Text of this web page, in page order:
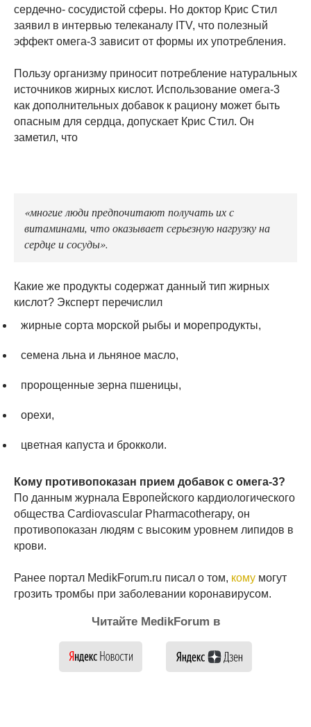
сердечно- сосудистой сферы. Но доктор Крис Стил
заявил в интервью телеканалу ITV, что полезный
эффект омега-3 зависит от формы их употребления.
Пользу организму приносит потребление натуральных
источников жирных кислот. Использование омега-3
как дополнительных добавок к рациону может быть
опасным для сердца, допускает Крис Стил. Он
заметил, что
«многие люди предпочитают получать их с
витаминами, что оказывает серьезную нагрузку на
сердце и сосуды».
Какие же продукты содержат данный тип жирных
кислот? Эксперт перечислил
жирные сорта морской рыбы и морепродукты,
семена льна и льняное масло,
пророщенные зерна пшеницы,
орехи,
цветная капуста и брокколи.
Кому противопоказан прием добавок с омега-3?
По данным журнала Европейского кардиологического
общества Cardiovascular Pharmacotherapy, он
противопоказан людям с высоким уровнем липидов в
крови.
Ранее портал MedikForum.ru писал о том, кому могут
грозить тромбы при заболевании коронавирусом.
Читайте MedikForum в